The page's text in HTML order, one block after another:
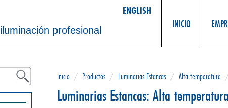
iluminación profesional
ENGLISH
INICIO
Inicio / Productos / Luminarias Estancas / Alta temperatura
Luminarias Estancas: Alta temperatura